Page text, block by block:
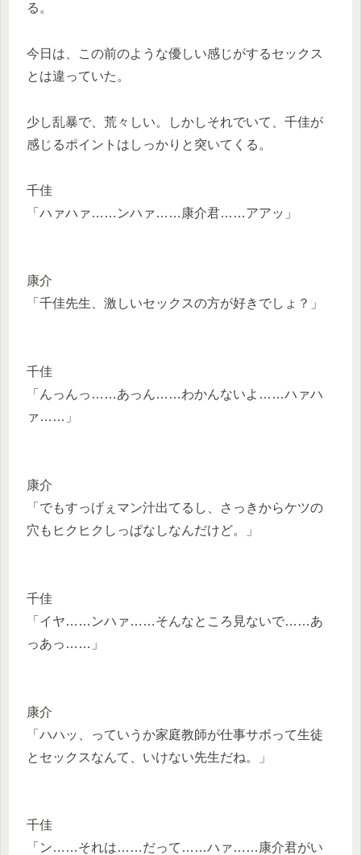
る。
今日は、この前のような優しい感じがするセックス
とは違っていた。
少し乱暴で、荒々しい。しかしそれでいて、千佳が
感じるポイントはしっかりと突いてくる。
千佳
「ハァハァ……ンハァ……康介君……アアッ」
康介
「千佳先生、激しいセックスの方が好きでしょ？」
千佳
「んっんっ……あっん……わかんないよ……ハァハ
ァ……」
康介
「でもすっげぇマン汁出てるし、さっきからケツの
穴もヒクヒクしっぱなしなんだけど。」
千佳
「イヤ……ンハァ……そんなところ見ないで……あ
っあっ……」
康介
「ハハッ、っていうか家庭教師が仕事サボって生徒
とセックスなんて、いけない先生だね。」
千佳
「ン……それは……だって……ハァ……康介君がい